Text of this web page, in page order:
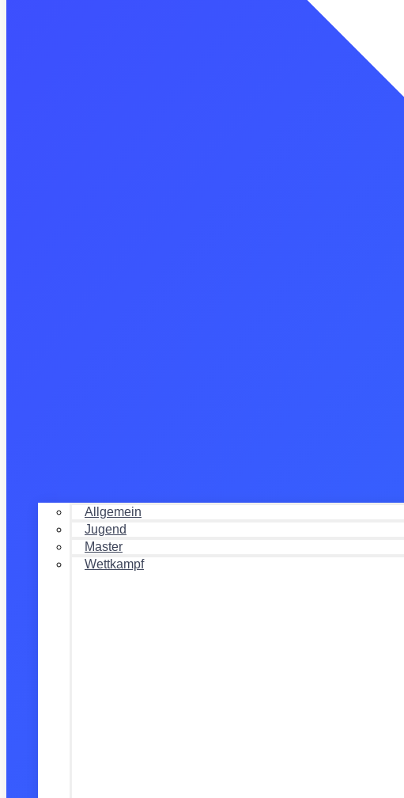
Allgemein
Jugend
Master
Wettkampf